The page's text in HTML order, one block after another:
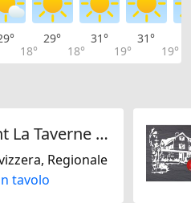
18°
29°
18°
31°
19°
31°
19°
Restaurant La Taverne des Petits-Ponts
Regionale
tavolo